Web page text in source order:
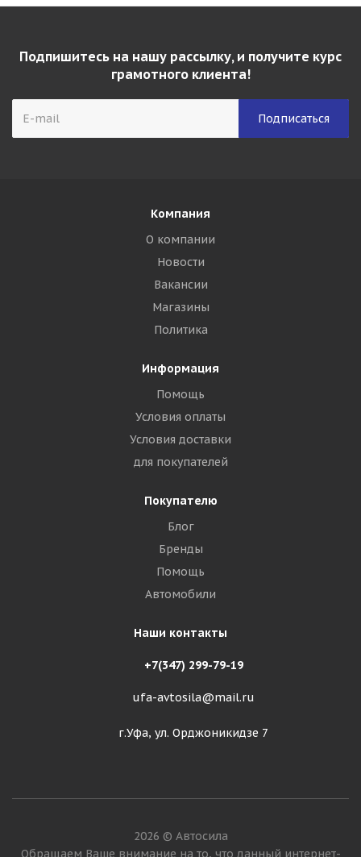
Подпишитесь на нашу рассылку, и получите курс
грамотного клиента!
Компания
О компании
Новости
Вакансии
Магазины
Политика
Информация
Помощь
Условия оплаты
Условия доставки
для покупателей
Покупателю
Блог
Бренды
Помощь
Автомобили
Наши контакты
+7(347) 299-79-19
ufa-avtosila@mail.ru
г.Уфа, ул. Орджоникидзе 7
2026 © Автосила
Обращаем Ваше внимание на то, что данный интернет-